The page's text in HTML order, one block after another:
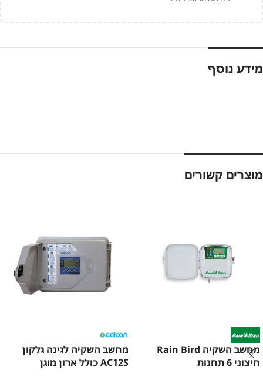
מידע נוסף
מוצרים קשורים
מחשב השקיה Rain Bird
חיצוני 6 תחנות
מחשב השקיה לגינה גלקון
AC12S כולל ארון מוגן